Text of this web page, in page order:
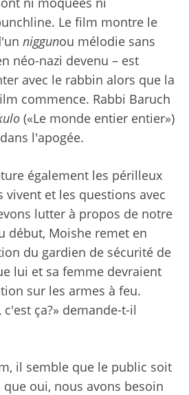
Le film montre le
niggunou mélodie sans
néo-nazi devenu – est
avec le rabbin alors que la
commence. Rabbi Baruch
(«Le monde entier entier»)
l'apogée.
également les périlleux
vivent et les questions avec
lutter à propos de notre
début, Moishe remet en
du gardien de sécurité de
lui et sa femme devraient
sur les armes à feu.
c'est ça?» demande-t-il
il semble que le public soit
oui, nous avons besoin